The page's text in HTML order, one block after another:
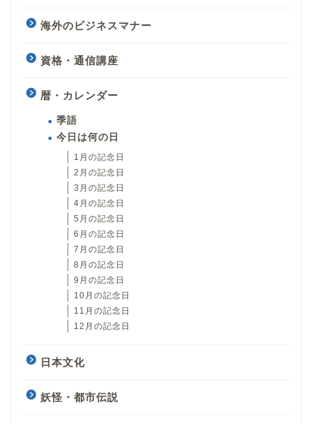
海外のビジネスマナー
資格・通信講座
暦・カレンダー
季語
今日は何の日
1月の記念日
2月の記念日
3月の記念日
4月の記念日
5月の記念日
6月の記念日
7月の記念日
8月の記念日
9月の記念日
10月の記念日
11月の記念日
12月の記念日
日本文化
妖怪・都市伝説